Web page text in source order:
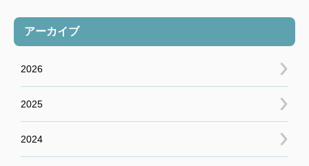
アーカイブ
2026
2025
2024